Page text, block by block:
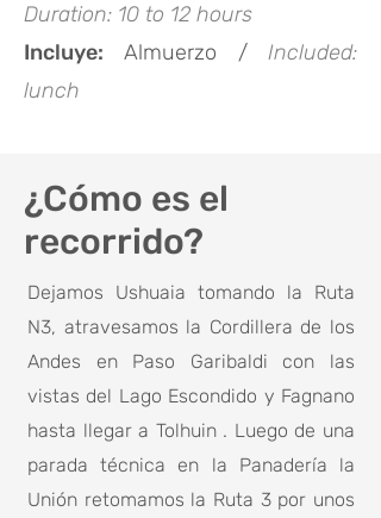
Duration: 10 to 12 hours
Incluye: Almuerzo /
Included:
lunch
¿Cómo es el
recorrido?
Dejamos Ushuaia tomando la Ruta
N3, atravesamos la Cordillera de los
Andes en Paso Garibaldi con las
vistas del Lago Escondido y Fagnano
hasta llegar a Tolhuin . Luego de una
parada técnica en la Panadería la
Unión retomamos la Ruta 3 por unos